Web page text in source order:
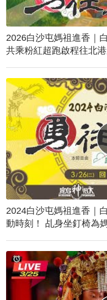
2026白沙屯媽祖進香｜
共乘粉紅超跑啟程往北
2024白沙屯媽祖進香｜
動時刻！ 乩身坐釘椅為